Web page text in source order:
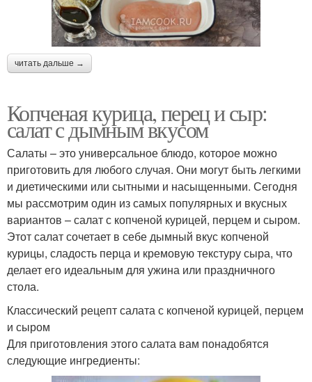
читать дальше →
Копченая курица, перец и сыр:
салат с дымным вкусом
Салаты – это универсальное блюдо, которое можно
приготовить для любого случая. Они могут быть легкими
и диетическими или сытными и насыщенными. Сегодня
мы рассмотрим один из самых популярных и вкусных
вариантов – салат с копченой курицей, перцем и сыром.
Этот салат сочетает в себе дымный вкус копченой
курицы, сладость перца и кремовую текстуру сыра, что
делает его идеальным для ужина или праздничного
стола.
Классический рецепт салата с копченой курицей, перцем
и сыром
Для приготовления этого салата вам понадобятся
следующие ингредиенты: